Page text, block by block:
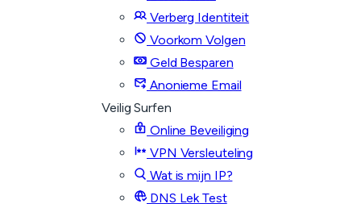
Verberg Identiteit
Voorkom Volgen
Geld Besparen
Anonieme Email
Veilig Surfen
Online Beveiliging
VPN Versleuteling
Wat is mijn IP?
DNS Lek Test